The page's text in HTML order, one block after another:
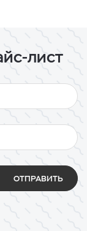
лист
ОТПРАВИТЬ